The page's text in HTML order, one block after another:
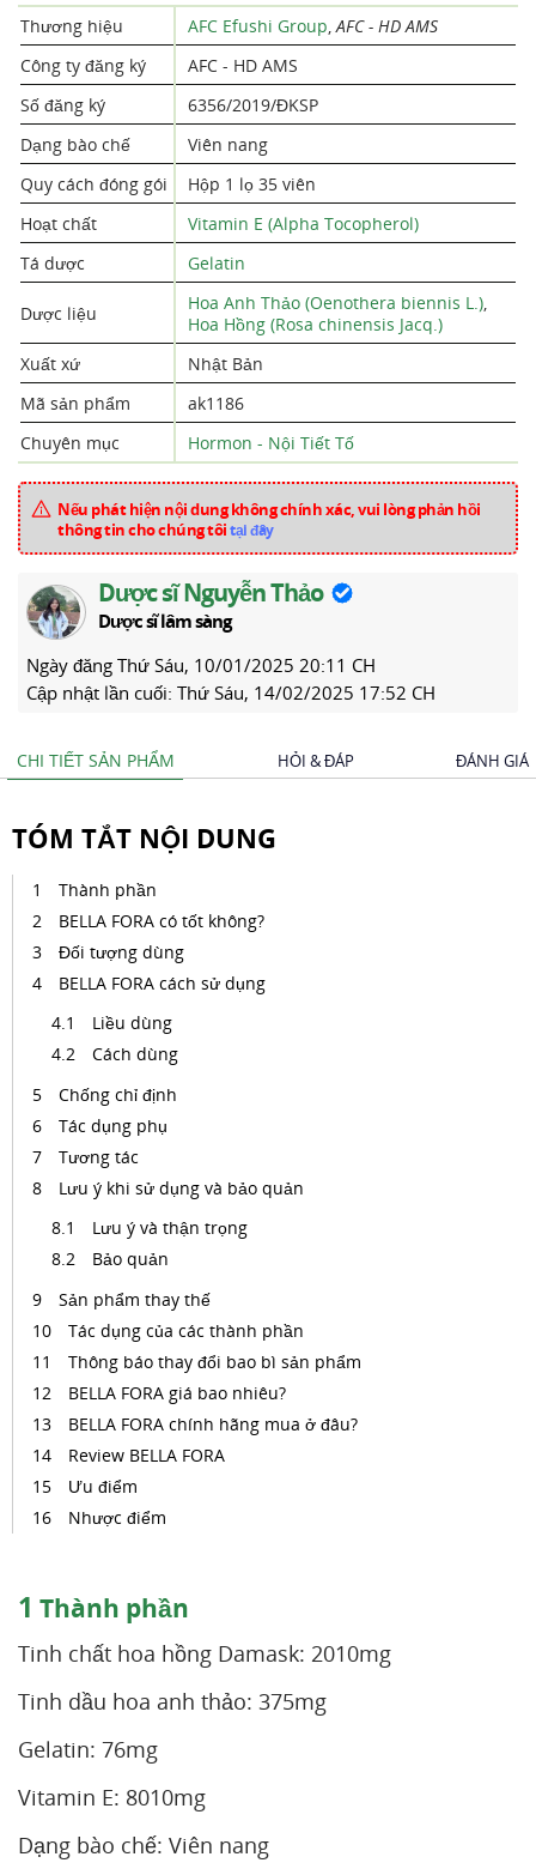
Thương hiệu AFC Efushi Group,AFC - HD AMS
Công ty đăng ký
AFC - HD AMS
Số đăng ký
6356/2019/ĐKSP
Dạng bào chế
Viên nang
Quy cách đóng gói
Hộp 1 lọ 35 viên
Hoạt chất
Vitamin E (Alpha Tocopherol)
Tá dược
Gelatin
Dược liệu Hoa Anh Thảo (Oenothera biennis L.),
Hoa Hồng (Rosa chinensis Jacq.)
Xuất xứ
Nhật Bản
Mã sản phẩm
ak1186
Chuyên mục
Hormon - Nội Tiết Tố
Nếu phát hiện nội dung không chính xác, vui lòng phản hồi
thông tin cho chúng tôitại đây
Dược sĩ Nguyễn Thảo
Dược sĩ lâm sàng
Ngày đăng Thứ Sáu, 10/01/2025 20:11 CH
Cập nhật lần cuối: Thứ Sáu, 14/02/2025 17:52 CH
CHI TIẾT SẢN PHẨM HỎI & ĐÁP ĐÁNH GIÁ
TÓM TẮT NỘI DUNG
Thành phần
BELLA FORA có tốt không?
Đối tượng dùng
BELLA FORA cách sử dụng
Liều dùng
Cách dùng
Chống chỉ định
Tác dụng phụ
Tương tác
Lưu ý khi sử dụng và bảo quản
Lưu ý và thận trọng
Bảo quản
Sản phẩm thay thế
Tác dụng của các thành phần
Thông báo thay đổi bao bì sản phẩm
BELLA FORA giá bao nhiêu?
BELLA FORA chính hãng mua ở đâu?
Review BELLA FORA
Ưu điểm
Nhược điểm
1 Thành phần
Tinh chất hoa hồng Damask: 2010mg
Tinh dầu hoa anh thảo: 375mg
Gelatin: 76mg
Vitamin E: 8010mg
Dạng bào chế: Viên nang